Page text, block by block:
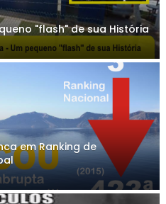
"flash" de sua História
em Ranking de